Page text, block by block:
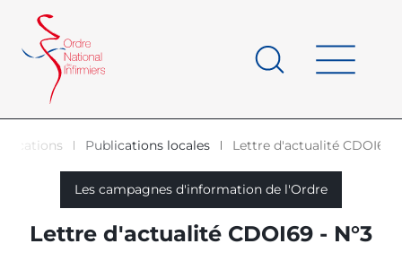
contenu
principal
d'Ariane Publications locales Lettre d'actualité CDOI69 -
Les campagnes d'information de l'Ordre
Lettre d'actualité CDOI69 - N°3
page
Panneau de gestion des cookies